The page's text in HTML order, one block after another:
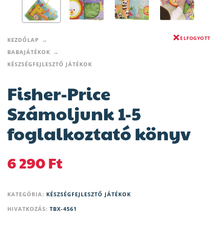
KEZDŐLAP
BABAJÁTÉKOK
KÉSZSÉGFEJLESZTŐ JÁTÉKOK
ELFOGYOTT
Fisher-Price
Számoljunk 1-5
foglalkoztató könyv
6 290Ft
KATEGÓRIA: KÉSZSÉGFEJLESZTŐ JÁTÉKOK
HIVATKOZÁS: TBX-4561